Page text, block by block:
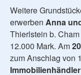
Weitere
erwerben Anna
Thierlstein b.
12.000 Mark. Am
zum Anschlag von